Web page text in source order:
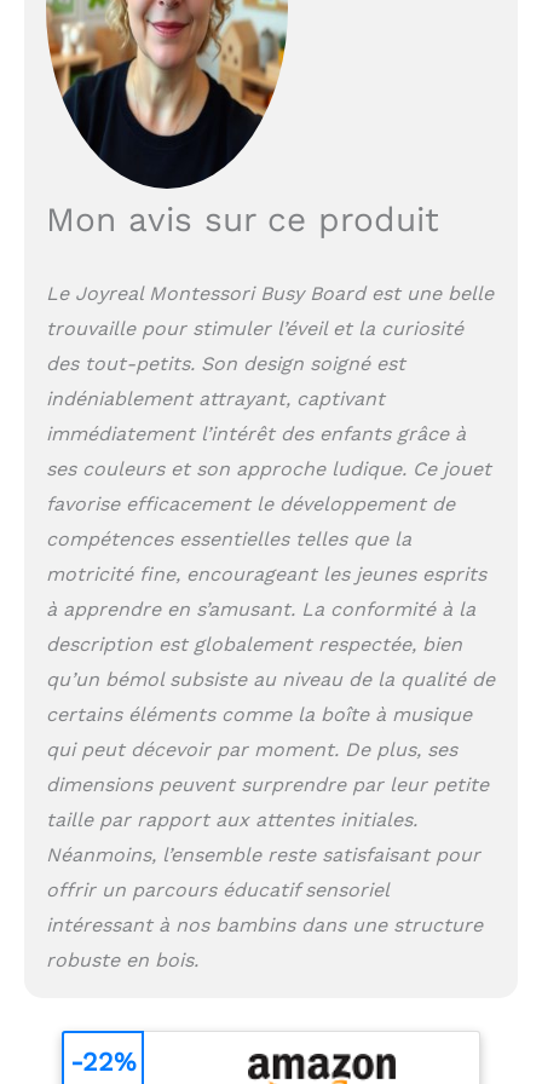
équipé d'un
interrupteur, d'une
horloge, d'une boucle,
de lacets, de velcro et
d'autres activités pour
apprendre des
jours
【Grands
Jouets Sensoriels】 -
Montessori est livré
avec serrure et clé,
loquets de porte,
engrenages, fidget
spinner, musique box et
activités plus
sensorielles. Il y a aussi
un miroir caché et un
loquet de la porte pour
une surprise. Convient
comme jouets
sensoriels pour les
tout-petits, y compris
les enfants autistes
【【Voyage Tableau Busy
montessori est fabriqué
en bois naturel de haute
d'un design de poignée
portable, ce qui le rend
facile à transporter
pour les enfants. Parfait
pour les trajets en
voiture, les road trips,
parcours motricité
enfant planche
Mon avis sur ce produit
Le Joyreal Montessori Busy Board est une belle
trouvaille pour stimuler l’éveil et la curiosité
des tout-petits. Son design soigné est
indéniablement attrayant, captivant
immédiatement l’intérêt des enfants grâce à
ses couleurs et son approche ludique. Ce jouet
favorise efficacement le développement de
compétences essentielles telles que la
motricité fine, encourageant les jeunes esprits
à apprendre en s’amusant. La conformité à la
description est globalement respectée, bien
qu’un bémol subsiste au niveau de la qualité de
certains éléments comme la boîte à musique
qui peut décevoir par moment. De plus, ses
dimensions peuvent surprendre par leur petite
taille par rapport aux attentes initiales.
Néanmoins, l’ensemble reste satisfaisant pour
offrir un parcours éducatif sensoriel
intéressant à nos bambins dans une structure
robuste en bois.
-22%